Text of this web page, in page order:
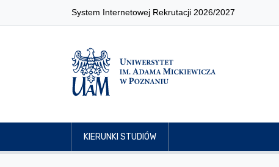
System Internetowej Rekrutacji 2026/2027
KIERUNKI STUDIÓW